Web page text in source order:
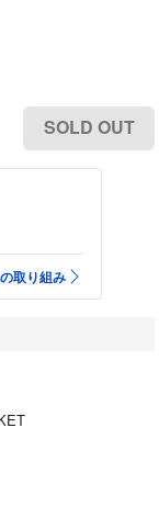
SOLD OUT
取り組み